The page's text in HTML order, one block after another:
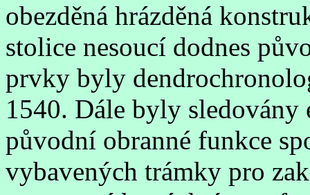
obezděná hrázděná
stolice nesoucí dodnes
prvky byly
1540. Dále byly
původní obranné funkce
vybavených trámky pro